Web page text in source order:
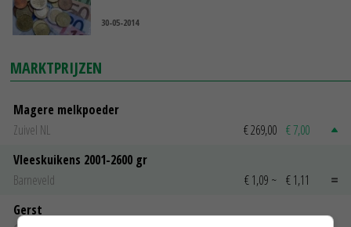
30-05-2014
MARKTPRIJZEN
Magere melkpoeder
Zuivel NL
€ 269,00 € 7,00
Vleeskuikens 2001-2600 gr
Barneveld
€ 1,09 ~ € 1,11
Gerst